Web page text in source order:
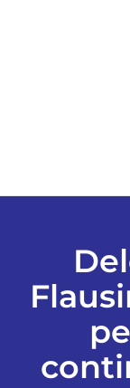
FALE
EDIÇÕES EM